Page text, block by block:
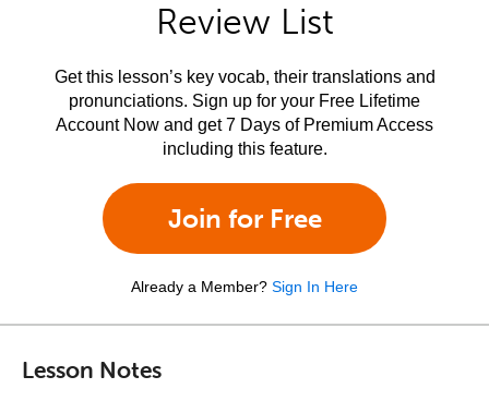
Review List
Get this lesson’s key vocab, their translations and
pronunciations. Sign up for your Free Lifetime
Account Now and get 7 Days of Premium Access
including this feature.
Join for Free
Already a Member? Sign In Here
Lesson Notes